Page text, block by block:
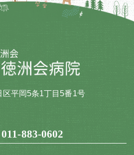
平岡5条1丁目5番1号
011-883-0602